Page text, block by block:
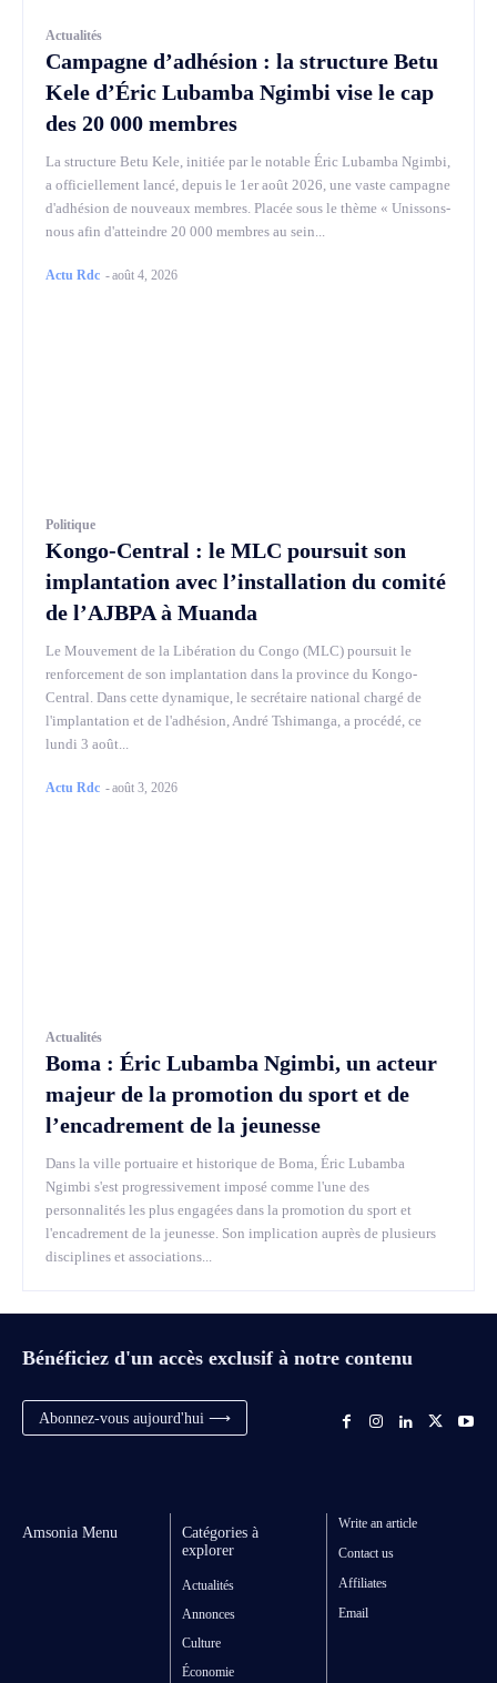
Actualités
Campagne d’adhésion : la structure Betu
Kele d’Éric Lubamba Ngimbi vise le cap
des 20 000 membres
La structure Betu Kele, initiée par le notable Éric Lubamba Ngimbi,
a officiellement lancé, depuis le 1er août 2026, une vaste campagne
d'adhésion de nouveaux membres. Placée sous le thème « Unissons-
nous afin d'atteindre 20 000 membres au sein...
Actu Rdc -août 4, 2026
Politique
Kongo-Central : le MLC poursuit son
implantation avec l’installation du comité
de l’AJBPA à Muanda
Le Mouvement de la Libération du Congo (MLC) poursuit le
renforcement de son implantation dans la province du Kongo-
Central. Dans cette dynamique, le secrétaire national chargé de
l'implantation et de l'adhésion, André Tshimanga, a procédé, ce
lundi 3 août...
Actu Rdc -août 3, 2026
Actualités
Boma : Éric Lubamba Ngimbi, un acteur
majeur de la promotion du sport et de
l’encadrement de la jeunesse
Dans la ville portuaire et historique de Boma, Éric Lubamba
Ngimbi s'est progressivement imposé comme l'une des
personnalités les plus engagées dans la promotion du sport et
l'encadrement de la jeunesse. Son implication auprès de plusieurs
disciplines et associations...
Bénéficiez d'un accès exclusif à notre contenu
Abonnez-vous aujourd'hui ⟶
Amsonia Menu
Catégories à
explorer
Actualités
Annonces
Culture
Économie
Write an article
Contact us
Affiliates
Email